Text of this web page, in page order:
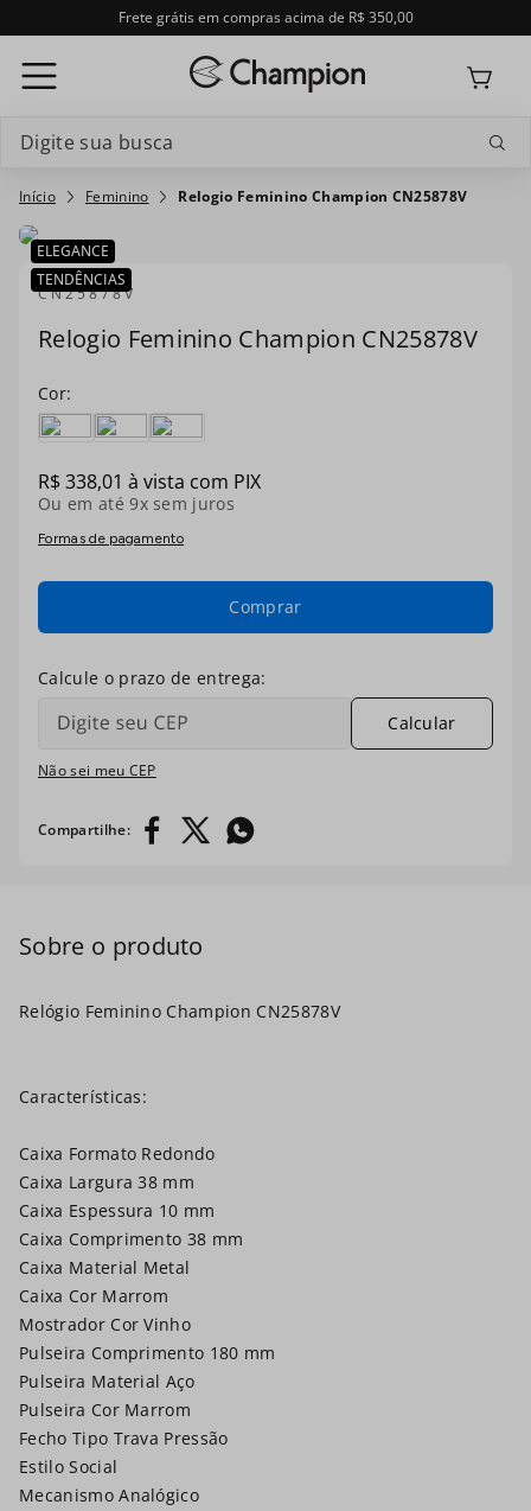
Frete grátis em compras acima de R$ 350,00
Feminino Relogio Feminino Champion CN25878V
ELEGANCE
TENDÊNCIAS
CN25878V
Relogio Feminino Champion CN25878V
R$338,01 à vista com PIX
Ou em até9x sem juros
Formas de pagamento
Comprar
Não sei meu CEP
Calcular
Relógio Feminino Champion CN25878V
Características:
Caixa Formato Redondo
Caixa Largura 38 mm
Caixa Espessura 10 mm
Caixa Comprimento 38 mm
Caixa Material Metal
Caixa Cor Marrom
Mostrador Cor Vinho
Pulseira Comprimento 180 mm
Pulseira Material Aço
Pulseira Cor Marrom
Fecho Tipo Trava Pressão
Estilo Social
Mecanismo Analógico
Termos mais buscados
1º relogio feminino
2º relogio champion feminino
relogio masculino
º troca-pulseira
º masculino
º digital
relogio prata dourado